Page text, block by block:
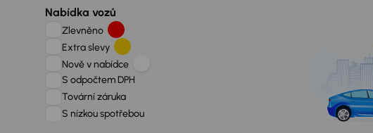
Nabídka vozů
Zlevněno
Extra slevy
Nově v nabídce
S odpočtem DPH
Tovární záruka
S nízkou spotřebou